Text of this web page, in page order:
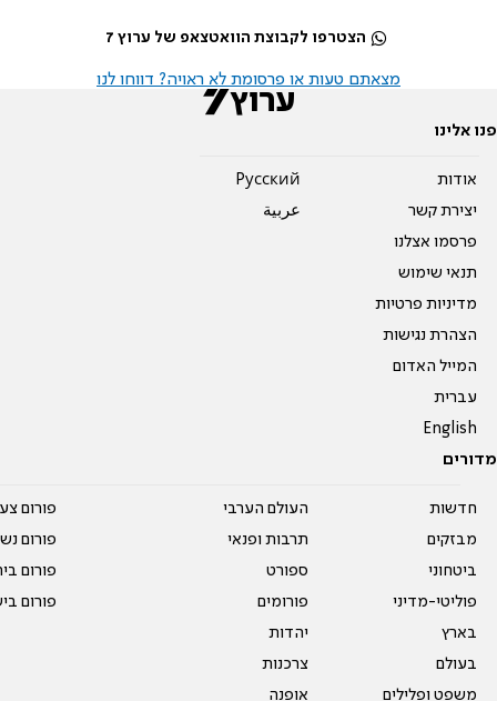
הצטרפו לקבוצת הוואטצאפ של ערוץ 7
מצאתם טעות או פרסומת לא ראויה? דווחו לנו
פנו אלינו
אודות
יצירת קשר
פרסמו אצלנו
תנאי שימוש
מדיניות פרטיות
הצהרת נגישות
המייל האדום
עברית
English
Pусский
عربية
מדורים
חדשות
מבזקים
ביטחוני
פוליטי-מדיני
בארץ
בעולם
משפט ופלילים
העולם הערבי
תרבות ופנאי
ספורט
פורומים
יהדות
צרכנות
אופנה
פורום
פורום
פורום
פורום